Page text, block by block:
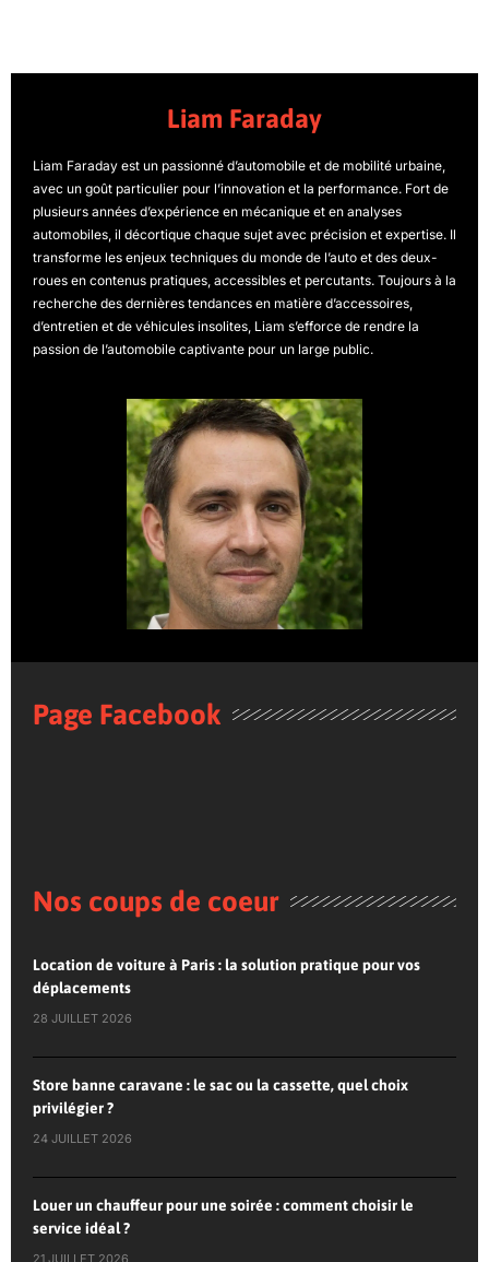
Liam Faraday
Liam Faraday est un passionné d’automobile et de mobilité urbaine,
avec un goût particulier pour l’innovation et la performance. Fort de
plusieurs années d’expérience en mécanique et en analyses
automobiles, il décortique chaque sujet avec précision et expertise. Il
transforme les enjeux techniques du monde de l’auto et des deux-
roues en contenus pratiques, accessibles et percutants. Toujours à la
recherche des dernières tendances en matière d’accessoires,
d’entretien et de véhicules insolites, Liam s’efforce de rendre la
passion de l’automobile captivante pour un large public.
Page Facebook
Nos coups de coeur
Location de voiture à Paris : la solution pratique pour vos
déplacements
28 JUILLET 2026
Store banne caravane : le sac ou la cassette, quel choix
privilégier ?
24 JUILLET 2026
Louer un chauffeur pour une soirée : comment choisir le
service idéal ?